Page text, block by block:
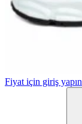
Fiyat için giriş yapın